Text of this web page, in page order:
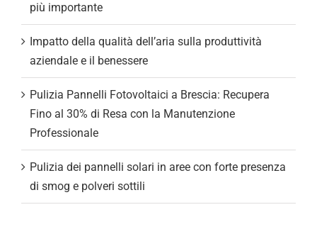
più importante
Impatto della qualità dell’aria sulla produttività
aziendale e il benessere
Pulizia Pannelli Fotovoltaici a Brescia: Recupera
Fino al 30% di Resa con la Manutenzione
Professionale
Pulizia dei pannelli solari in aree con forte presenza
di smog e polveri sottili